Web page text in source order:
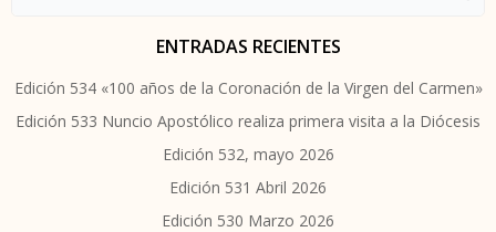
ENTRADAS RECIENTES
Edición 534 «100 años de la Coronación de la Virgen del Carmen»
Edición 533 Nuncio Apostólico realiza primera visita a la Diócesis
Edición 532, mayo 2026
Edición 531 Abril 2026
Edición 530 Marzo 2026